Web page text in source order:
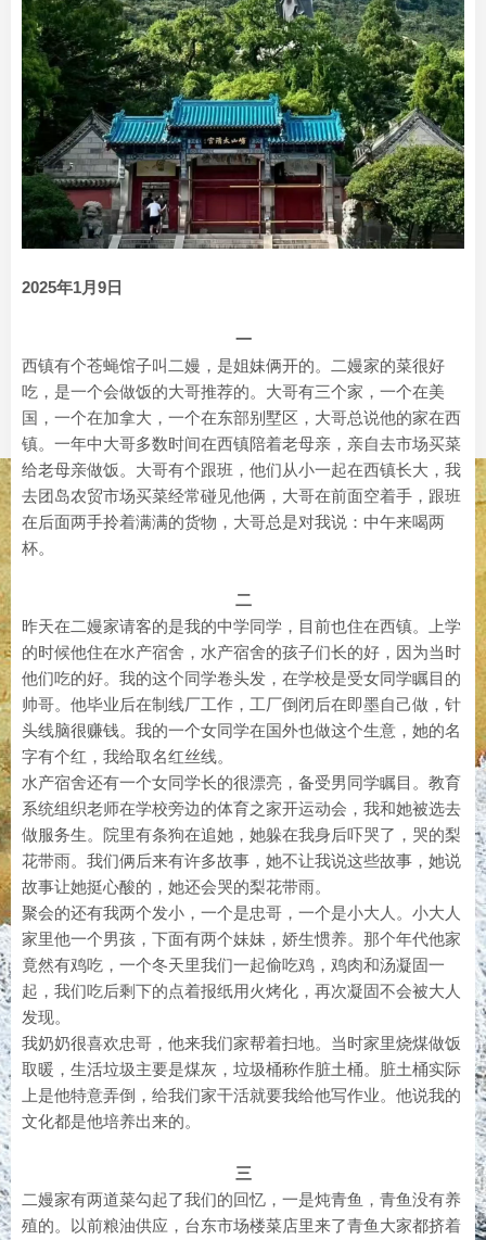
2025年1月9日
一
西镇有个苍蝇馆子叫二嫚，是姐妹俩开的。二嫚家的菜很好
吃，是一个会做饭的大哥推荐的。大哥有三个家，一个在美
国，一个在加拿大，一个在东部别墅区，大哥总说他的家在西
镇。一年中大哥多数时间在西镇陪着老母亲，亲自去市场买菜
给老母亲做饭。大哥有个跟班，他们从小一起在西镇长大，我
去团岛农贸市场买菜经常碰见他俩，大哥在前面空着手，跟班
在后面两手拎着满满的货物，大哥总是对我说：中午来喝两
杯。
二
昨天在二嫚家请客的是我的中学同学，目前也住在西镇。上学
的时候他住在水产宿舍，水产宿舍的孩子们长的好，因为当时
他们吃的好。我的这个同学卷头发，在学校是受女同学瞩目的
帅哥。他毕业后在制线厂工作，工厂倒闭后在即墨自己做，针
头线脑很赚钱。我的一个女同学在国外也做这个生意，她的名
字有个红，我给取名红丝线。
水产宿舍还有一个女同学长的很漂亮，备受男同学瞩目。教育
系统组织老师在学校旁边的体育之家开运动会，我和她被选去
做服务生。院里有条狗在追她，她躲在我身后吓哭了，哭的梨
花带雨。我们俩后来有许多故事，她不让我说这些故事，她说
故事让她挺心酸的，她还会哭的梨花带雨。
聚会的还有我两个发小，一个是忠哥，一个是小大人。小大人
家里他一个男孩，下面有两个妹妹，娇生惯养。那个年代他家
竟然有鸡吃，一个冬天里我们一起偷吃鸡，鸡肉和汤凝固一
起，我们吃后剩下的点着报纸用火烤化，再次凝固不会被大人
发现。
我奶奶很喜欢忠哥，他来我们家帮着扫地。当时家里烧煤做饭
取暖，生活垃圾主要是煤灰，垃圾桶称作脏土桶。脏土桶实际
上是他特意弄倒，给我们家干活就要我给他写作业。他说我的
文化都是他培养出来的。
三
二嫚家有两道菜勾起了我们的回忆，一是炖青鱼，青鱼没有养
殖的。以前粮油供应，台东市场楼菜店里来了青鱼大家都挤着